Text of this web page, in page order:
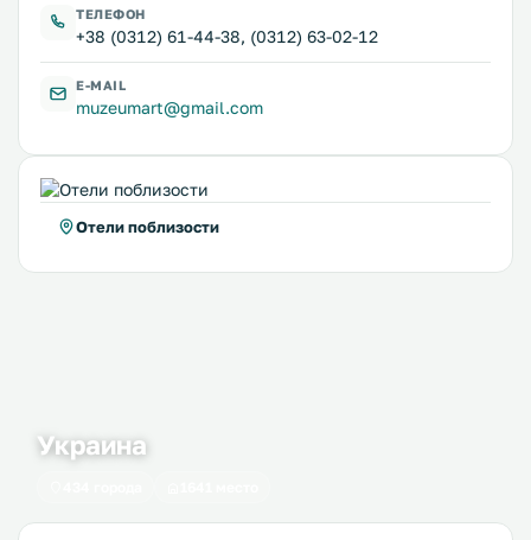
ТЕЛЕФОН
+38 (0312) 61-44-38, (0312) 63-02-12
E-MAIL
muzeumart@gmail.com
Отели поблизости
Украина